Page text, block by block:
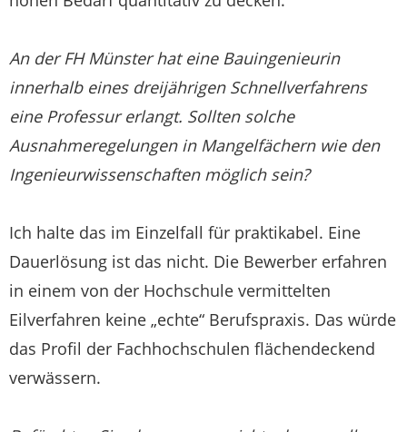
An der FH Münster hat eine Bauingenieurin
innerhalb eines dreijährigen Schnellverfahrens
eine Professur erlangt. Sollten solche
Ausnahmeregelungen in Mangelfächern wie den
Ingenieurwissenschaften möglich sein?
Ich halte das im Einzelfall für praktikabel. Eine
Dauerlösung ist das nicht. Die Bewerber erfahren
in einem von der Hochschule vermittelten
Eilverfahren keine „echte“ Berufspraxis. Das würde
das Profil der Fachhochschulen flächendeckend
verwässern.